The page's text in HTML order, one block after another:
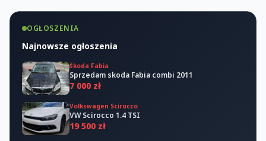
OGŁOSZENIA
Najnowsze ogłoszenia
Škoda Fabia
Sprzedam skoda Fabia combi 2011
7 000 zł
Volkswagen Scirocco
VW Scirocco 1.4 TSI
19 500 zł